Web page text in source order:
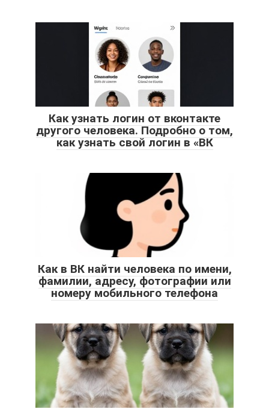
Как узнать логин от вконтакте
другого человека. Подробно о том,
как узнать свой логин в «ВК
Как в ВК найти человека по имени,
фамилии, адресу, фотографии или
номеру мобильного телефона